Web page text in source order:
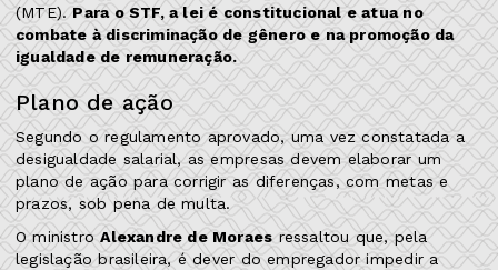
(MTE).Para o STF, a lei é constitucional e atua no
combate à discriminação de gênero e na promoção da
igualdade de remuneração.
Plano de ação
Segundo o regulamento aprovado, uma vez constatada a
desigualdade salarial, as empresas devem elaborar um
plano de ação para corrigir as diferenças, com metas e
prazos, sob pena de multa.
O ministroAlexandre de Moraes ressaltou que, pela
legislação brasileira, é dever do empregador impedir a